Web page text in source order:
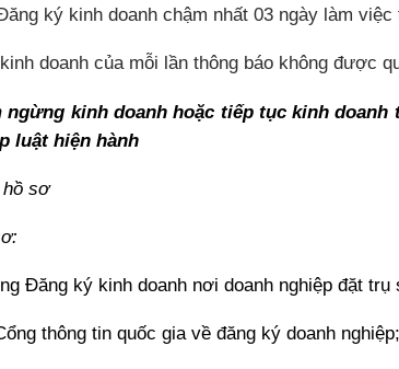
ký kinh doanh chậm nhất 03 ngày làm
doanh của mỗi lần thông báo không được
ngừng kinh doanh hoặc tiếp tục kinh
luật hiện hành
sơ
:
Đăng ký kinh doanh nơi doanh nghiệp đặt trụ
thông tin quốc gia về đăng ký doanh nghiệp;